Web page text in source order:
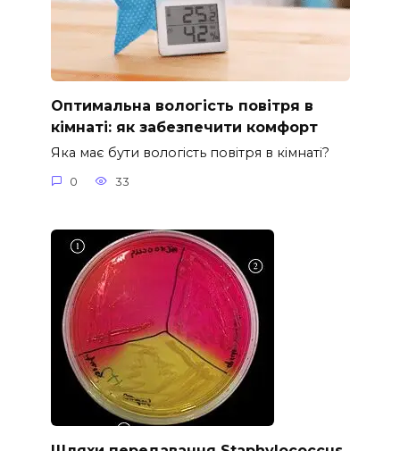
Оптимальна вологість повітря в
кімнаті: як забезпечити комфорт
Яка має бути вологість повітря в кімнаті?
0 33